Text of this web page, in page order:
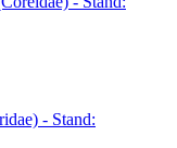
- Stand: